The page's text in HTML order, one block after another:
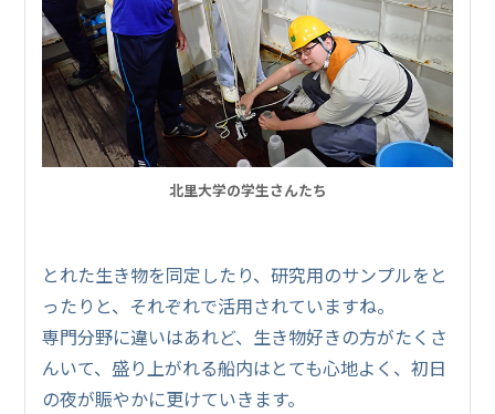
北里大学の学生さんたち
とれた生き物を同定したり、研究用のサンプルをと
ったりと、それぞれで活用されていますね。
専門分野に違いはあれど、生き物好きの方がたくさ
んいて、盛り上がれる船内はとても心地よく、初日
の夜が賑やかに更けていきます。